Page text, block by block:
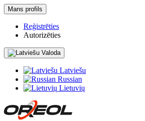
Mans profils
Reģistrēties
Autorizēties
Valoda
Latviešu
Russian
Lietuvių